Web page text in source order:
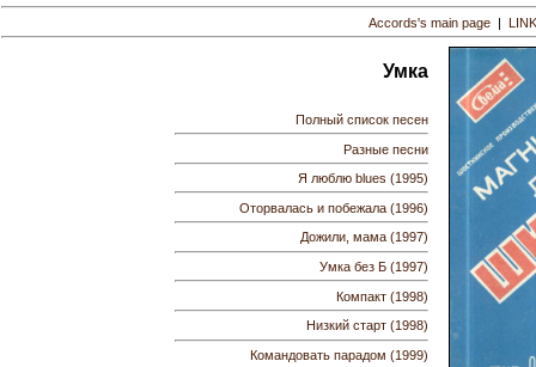
Accords's main page |
Умка
Полный список песен
Разные песни
Я люблю blues (1995)
Оторвалась и побежала (1996)
Дожили, мама (1997)
Умка без Б (1997)
Компакт (1998)
Низкий старт (1998)
Командовать парадом (1999)